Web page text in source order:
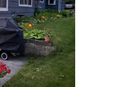
24 reseñas